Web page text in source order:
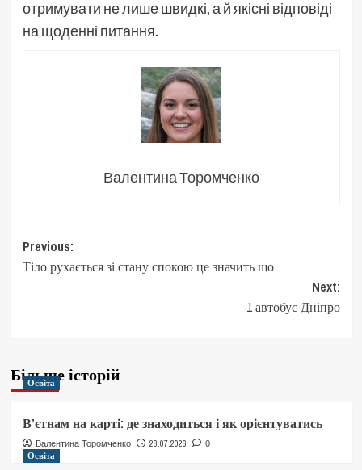
отримувати не лише швидкі, а й якісні відповіді
на щоденні питання.
Валентина Торомченко
Post
navigation
Previous:
Тіло рухається зі стану спокою це значить що
Next:
1 автобус Дніпро
Більше історій
Освіта
В’єтнам на карті: де знаходиться і як орієнтуватись
Валентина Торомченко 28.07.2026 0
Освіта